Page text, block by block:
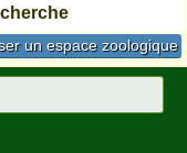
un espace zoologique